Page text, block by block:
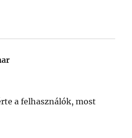
a felhasználók, most